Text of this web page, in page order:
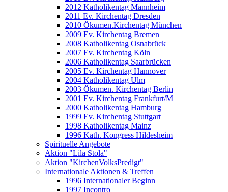
2012 Katholikentag Mannheim
2011 Ev. Kirchentag Dresden
2010 Ökumen.Kirchentag München
2009 Ev. Kirchentag Bremen
2008 Katholikentag Osnabrück
2007 Ev. Kirchentag Köln
2006 Katholikentag Saarbrücken
2005 Ev. Kirchentag Hannover
2004 Katholikentag Ulm
2003 Ökumen. Kirchentag Berlin
2001 Ev. Kirchentag Frankfurt/M
2000 Katholikentag Hamburg
1999 Ev. Kirchentag Stuttgart
1998 Katholikentag Mainz
1996 Kath. Kongress Hildesheim
Spirituelle Angebote
Aktion "Lila Stola"
Aktion "KirchenVolksPredigt"
Internationale Aktionen & Treffen
1996 Internationaler Beginn
1997 Incontro